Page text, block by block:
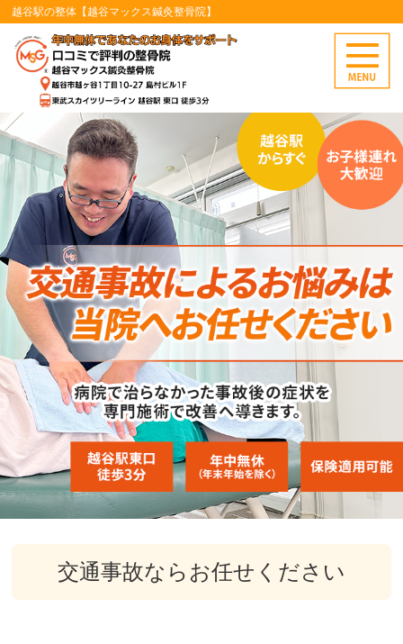
越谷駅の整体【越谷マックス鍼灸整骨院】
交通事故ならお任せください